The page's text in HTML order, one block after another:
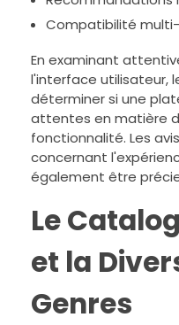
Compatibilité
En examinant
l'interface utilisateur,
déterminer si une
attentes en matière
fonctionnalité. Les
concernant
également être
Le
et la
Genres